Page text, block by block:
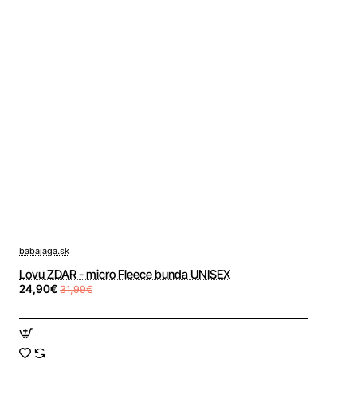
babajaga.sk
Lovu ZDAR - micro Fleece bunda UNISEX
24,90€ 31,99€